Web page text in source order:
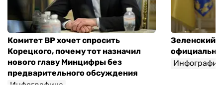
Комитет ВР хочет спросить
Корецкого, почему тот назначил
нового главу Минцифры без
предварительного обсуждения
Инфографика
Зеленский